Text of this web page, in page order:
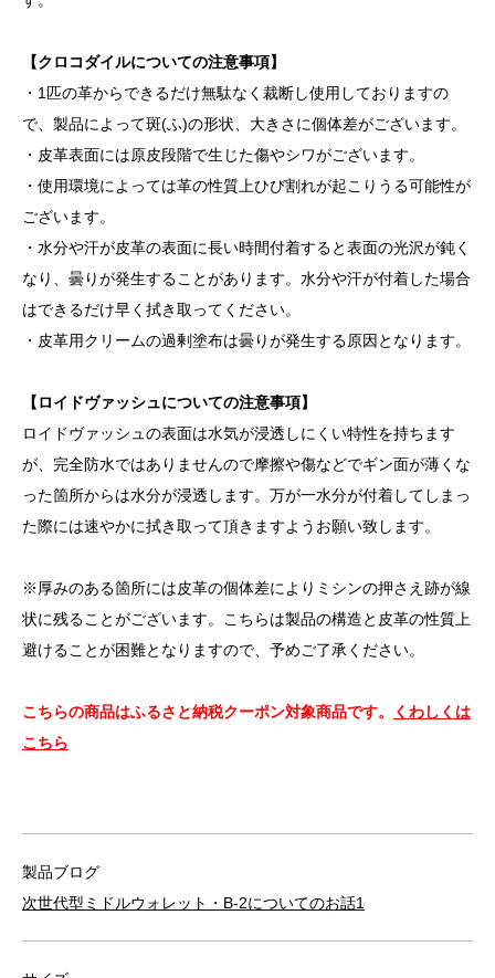
【クロコダイルについての注意事項】
・1匹の革からできるだけ無駄なく裁断し使用しておりますの
で、製品によって斑(ふ)の形状、大きさに個体差がございます。
・皮革表面には原皮段階で生じた傷やシワがございます。
・使用環境によっては革の性質上ひび割れが起こりうる可能性が
ございます。
・水分や汗が皮革の表面に長い時間付着すると表面の光沢が鈍く
なり、曇りが発生することがあります。水分や汗が付着した場合
はできるだけ早く拭き取ってください。
・皮革用クリームの過剰塗布は曇りが発生する原因となります。
【ロイドヴァッシュについての注意事項】
ロイドヴァッシュの表面は水気が浸透しにくい特性を持ちます
が、完全防水ではありませんので摩擦や傷などでギン面が薄くな
った箇所からは水分が浸透します。万が一水分が付着してしまっ
た際には速やかに拭き取って頂きますようお願い致します。
※厚みのある箇所には皮革の個体差によりミシンの押さえ跡が線
状に残ることがございます。こちらは製品の構造と皮革の性質上
避けることが困難となりますので、予めご了承ください。
こちらの商品はふるさと納税クーポン対象商品です。
くわしくは
こちら
製品ブログ
次世代型ミドルウォレット・B-2についてのお話1